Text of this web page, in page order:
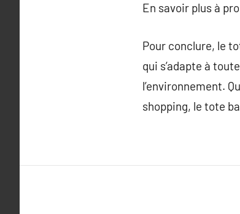
En savoir plus à
Pour conclure, le
qui s’adapte à
l’environnement.
shopping, le tote